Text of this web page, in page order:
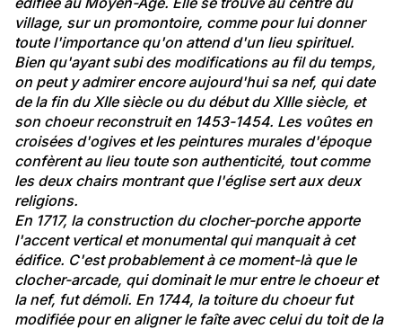
village, sur un promontoire, comme pour lui donner
toute l'importance qu'on attend d'un lieu spirituel.
Bien qu'ayant subi des modifications au fil du temps,
on peut y admirer encore aujourd'hui sa nef, qui date
de la fin du XIIe siècle ou du début du XIIIe siècle, et
son choeur reconstruit en 1453-1454. Les voûtes en
croisées d'ogives et les peintures murales d'époque
confèrent au lieu toute son authenticité, tout comme
les deux chairs montrant que l'église sert aux deux
religions.
En 1717, la construction du clocher-porche apporte
l'accent vertical et monumental qui manquait à cet
édifice. C'est probablement à ce moment-là que le
clocher-arcade, qui dominait le mur entre le choeur et
la nef, fut démoli. En 1744, la toiture du choeur fut
modifiée pour en aligner le faîte avec celui du toit de la